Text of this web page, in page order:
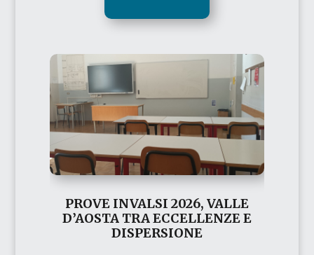
PROVE INVALSI 2026, VALLE
D’AOSTA TRA ECCELLENZE E
DISPERSIONE